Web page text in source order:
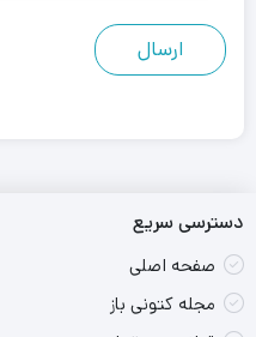
دسترسی سریع
صفحه اصلی
مجله کتونی باز